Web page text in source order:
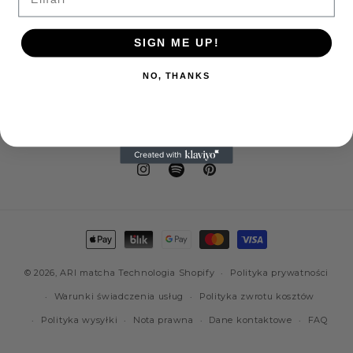
regularna
InstagramFacebookPinterest
Metody
płatności
© 2026,ARI matchaTechnologia Shopify Polityka prywatności
Warunki świadczenia usług Polityka zwrotu kosztów
Polityka wysyłki Nota prawna Dane kontaktowe FAQ
SIGN ME UP!
NO, THANKS